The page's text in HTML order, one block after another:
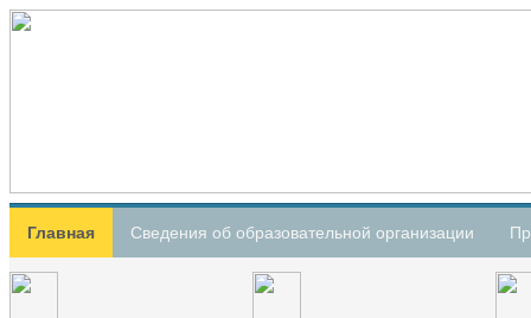
Главная Сведения об образовательной организации